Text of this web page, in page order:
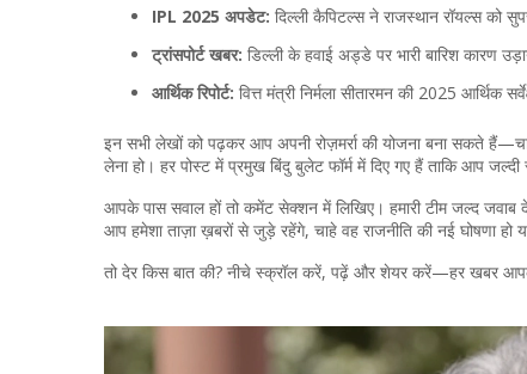
IPL 2025 अपडेट: दिल्ली कैपिटल्स ने राजस्थान रॉयल्स को
ट्रांसपोर्ट खबर: डिल्ली के हवाई अड्डे पर भारी बारिश कारण
आर्थिक रिपोर्ट: वित्त मंत्री निर्मला सीतारमन की 2025 आर्थिक
इन सभी लेखों को पढ़कर आप अपनी रोज़मर्रा की योजना बना सकते
लेना हो। हर पोस्ट में प्रमुख बिंदु बुलेट फॉर्म में दिए गए हैं ताकि आप
आपके पास सवाल हों तो कमेंट सेक्शन में लिखिए। हमारी टीम जल्द
आप हमेशा ताज़ा ख़बरों से जुड़े रहेंगे, चाहे वह राजनीति की नई घोषणा हो
तो देर किस बात की? नीचे स्क्रॉल करें, पढ़ें और शेयर करें—हर खबर आपके